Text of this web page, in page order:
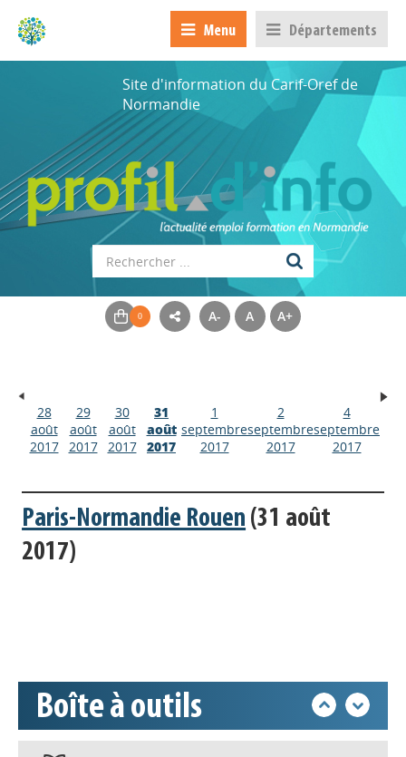
Menu Départements
Site d'information du Carif-Oref de
Normandie
A- A A+
28
août
2017
29
août
2017
30
août
2017
31
août
2017
1
septembre
2017
2
septembre
2017
4
septembre
2017
Paris-Normandie Rouen (31 août
2017)
Boîte à outils
Accéder à son compte - (Se
déconnecter)